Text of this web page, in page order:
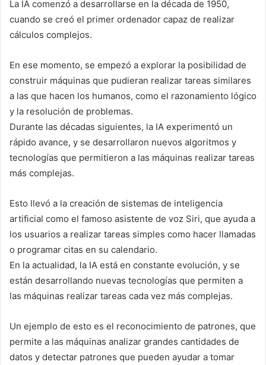
La IA comenzó a desarrollarse en la década de 1950,
cuando se creó el primer ordenador capaz de realizar
cálculos complejos.
En ese momento, se empezó a explorar la posibilidad de
construir máquinas que pudieran realizar tareas similares
a las que hacen los humanos, como el razonamiento lógico
y la resolución de problemas.
Durante las décadas siguientes, la IA experimentó un
rápido avance, y se desarrollaron nuevos algoritmos y
tecnologías que permitieron a las máquinas realizar tareas
más complejas.
Esto llevó a la creación de sistemas de inteligencia
artificial como el famoso asistente de voz Siri, que ayuda a
los usuarios a realizar tareas simples como hacer llamadas
o programar citas en su calendario.
En la actualidad, la IA está en constante evolución, y se
están desarrollando nuevas tecnologías que permiten a
las máquinas realizar tareas cada vez más complejas.
Un ejemplo de esto es el reconocimiento de patrones, que
permite a las máquinas analizar grandes cantidades de
datos y detectar patrones que pueden ayudar a tomar